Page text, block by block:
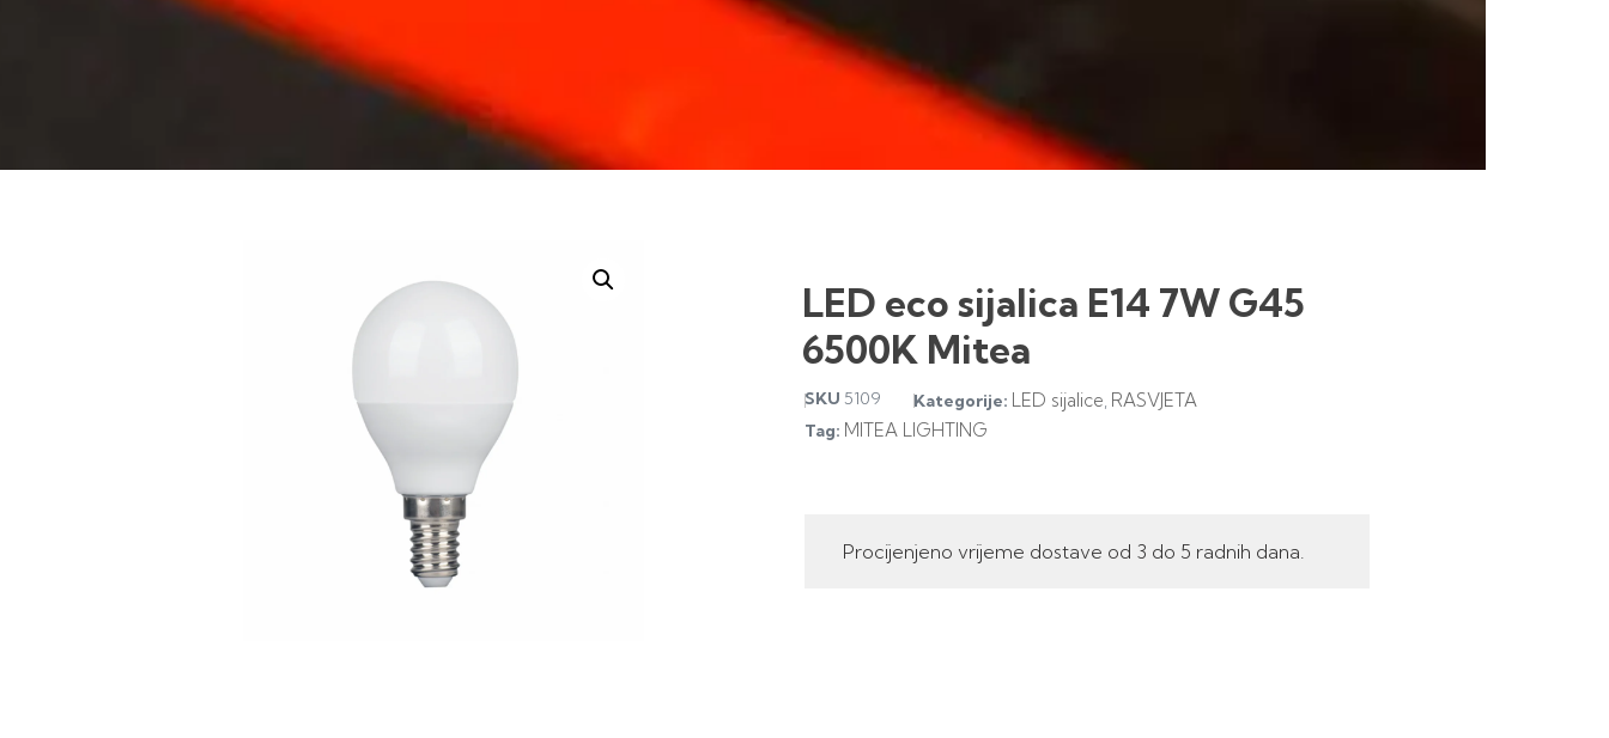
LED eco sijalica E14 7W G45
6500K Mitea
SKU 5109 Kategorije: LED sijalice, RASVJETA
Tag: MITEA LIGHTING
Procijenjeno vrijeme dostave od 3 do 5 radnih dana.